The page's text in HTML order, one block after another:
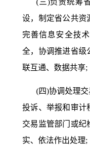
(三)负责统筹
设，制定省公共资
完善信息安全技
全，协调推进省级
联互通、数据共享;
(四)协调处理
投诉、举报和审计
交易监管部门或纪
实、依法作出处理;